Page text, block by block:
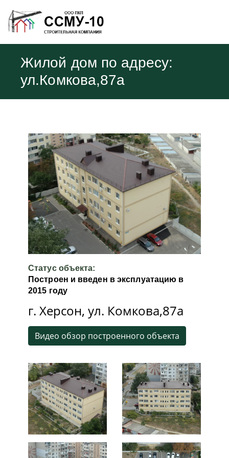
Жилой дом по адресу:
ул.Комкова,87а
Статус объекта:
Построен и введен в эксплуатацию в
2015 году
г. Херсон, ул. Комкова,87а
Видео обзор построенного объекта